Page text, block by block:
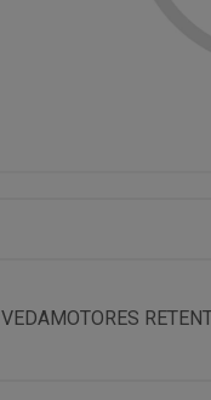
VEDAMOTORES